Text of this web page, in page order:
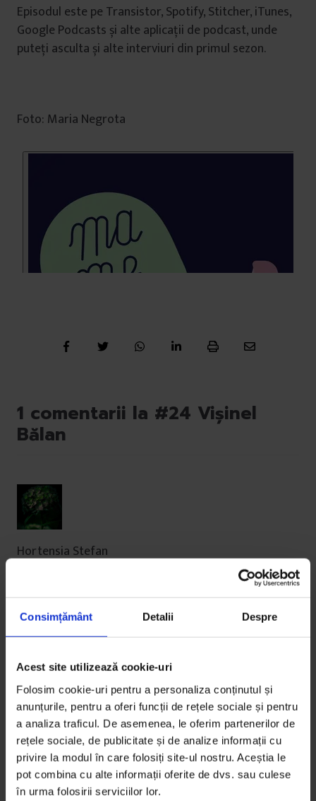
Consimțământ Detalii Despre
Acest site utilizează cookie-uri
Folosim cookie-uri pentru a personaliza conținutul și
anunțurile, pentru a oferi funcții de rețele sociale și pentru
a analiza traficul. De asemenea, le oferim partenerilor de
rețele sociale, de publicitate și de analize informații cu
privire la modul în care folosiți site-ul nostru. Aceștia le
pot combina cu alte informații oferite de dvs. sau culese
în urma folosirii serviciilor lor.
Episodul este pe Transistor, Spotify, Stitcher, iTunes,
Google Podcasts și alte aplicații de podcast, unde
puteți asculta și alte interviuri din primul sezon.
Foto: Maria Negrota
1 comentarii la #24 Vișinel
Bălan
Hortensia Stefan
Foarte faininterviul.
Comentariile sunt închise.